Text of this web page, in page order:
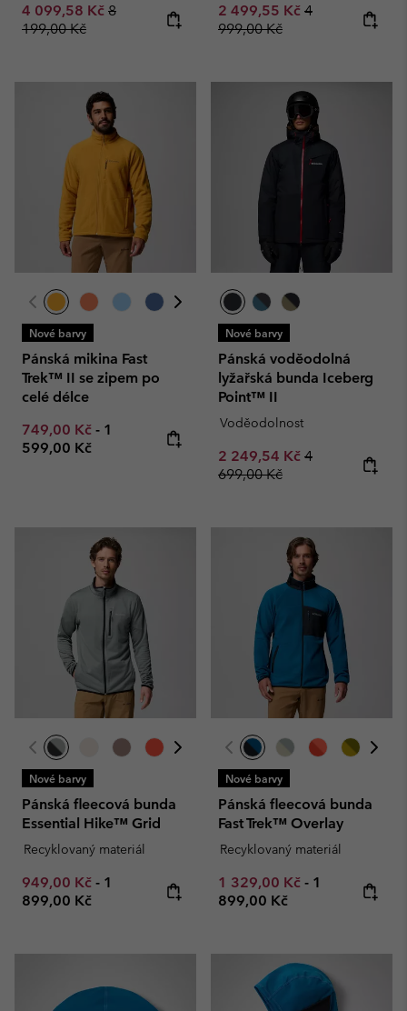
Sale price:
4 099,58 Kč Regular price:
8
199,00 Kč
Sale price:
2 499,55 Kč Regular price:
4
999,00 Kč
Nové barvy
Pánská mikina Fast
Trek™ II se zipem po
celé délce
Minimum sale price:
749,00 Kč - Maximum price:
1
599,00 Kč
Nové barvy
Pánská voděodolná
lyžařská bunda Iceberg
Point™ II
Voděodolnost
Sale price:
2 249,54 Kč Regular price:
4
699,00 Kč
Nové barvy
Pánská fleecová bunda
Essential Hike™ Grid
Recyklovaný materiál
Minimum sale price:
949,00 Kč - Maximum price:
1
899,00 Kč
Nové barvy
Pánská fleecová bunda
Fast Trek™ Overlay
Recyklovaný materiál
Minimum sale price:
1 329,00 Kč - Maximum
1
899,00 Kč